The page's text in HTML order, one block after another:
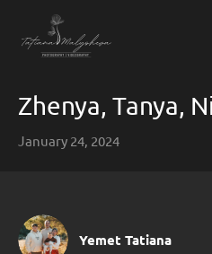
Zhenya, Tanya,
January 24, 2024
Yemet Tatiana